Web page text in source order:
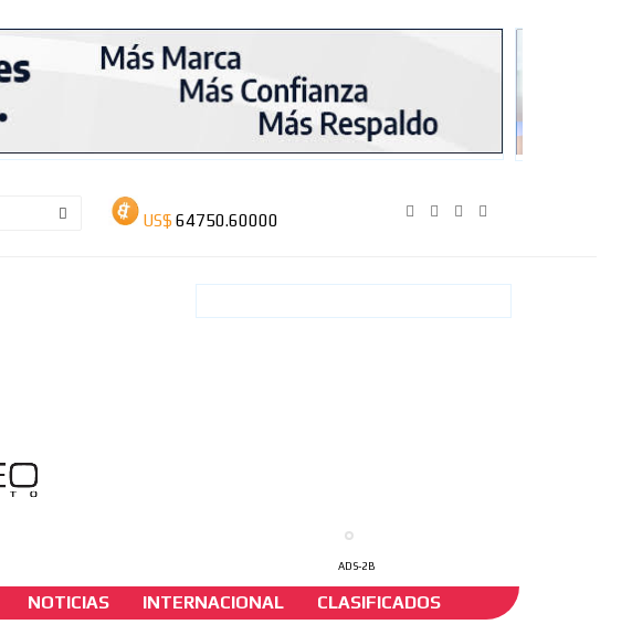
ADS-2B
NOTICIAS INTERNACIONAL CLASIFICADOS